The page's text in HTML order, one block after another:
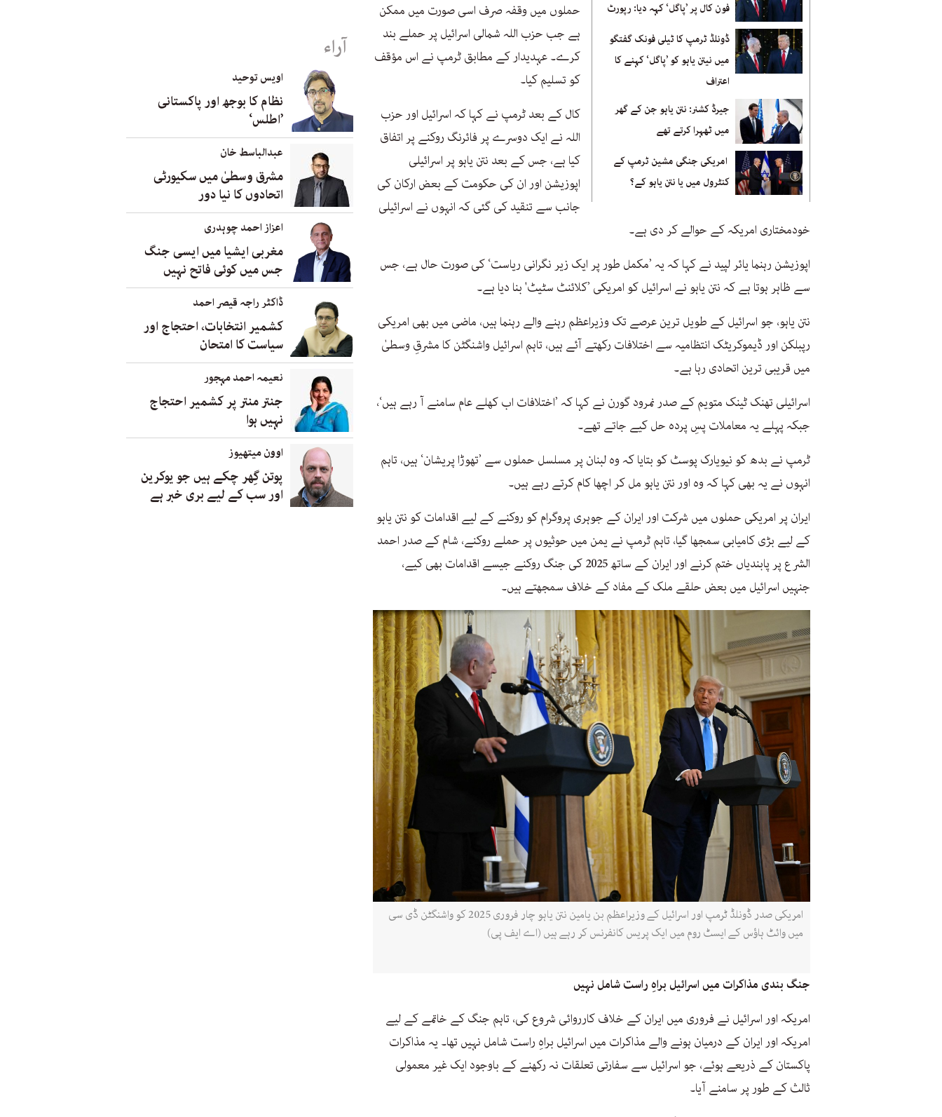
فون کال پر ’پاگل‘ کہہ دیا: رپورٹ
ڈونلڈ ٹرمپ کا ٹیلی فونک گفتگو
میں نیتن یاہو کو ’پاگل‘ کہنے کا
اعتراف
جیرڈ کشنر: نتن یاہو جن کے گھر
میں ٹھہرا کرتے تھے
امریکی جنگی مشین ٹرمپ کے
کنٹرول میں یا نتن یاہو کے؟
حملوں میں وقفہ صرف اسی صورت میں ممکن
ہے جب حزب اللہ شمالی اسرائیل پر حملے بند
کرے۔ عہدیدار کے مطابق ٹرمپ نے اس مؤقف
کو تسلیم کیا۔
کال کے بعد ٹرمپ نے کہا کہ اسرائیل اور حزب
اللہ نے ایک دوسرے پر فائرنگ روکنے پر اتفاق
کیا ہے، جس کے بعد نتن یاہو پر اسرائیلی
اپوزیشن اور ان کی حکومت کے بعض ارکان کی
جانب سے تنقید کی گئی کہ انہوں نے اسرائیلی
خودمختاری امریکہ کے حوالے کر دی ہے۔
اپوزیشن رہنما یائر لپید نے کہا کہ یہ ’مکمل طور پر ایک زیر نگرانی ریاست‘ کی صورت حال ہے، جس
سے ظاہر ہوتا ہے کہ نتن یاہو نے اسرائیل کو امریکی ’کلائنٹ سٹیٹ' بنا دیا ہے۔
نتن یاہو، جو اسرائیل کے طویل ترین عرصے تک وزیراعظم رہنے والے رہنما ہیں، ماضی میں بھی امریکی
رپبلکن اور ڈیموکریٹک انتظامیہ سے اختلافات رکھتے آئے ہیں، تاہم اسرائیل واشنگٹن کا مشرقِ وسطیٰ
میں قریبی ترین اتحادی رہا ہے۔
اسرائیلی تھنک ٹینک متویم کے صدر نمرود گورن نے کہا کہ ’اختلافات اب کھلے عام سامنے آ رہے ہیں‘،
جبکہ پہلے یہ معاملات پسِ پردہ حل کیے جاتے تھے۔
ٹرمپ نے بدھ کو نیویارک پوسٹ کو بتایا کہ وہ لبنان پر مسلسل حملوں سے ’تھوڑا پریشان‘ ہیں، تاہم
انہوں نے یہ بھی کہا کہ وہ اور نتن یاہو مل کر اچھا کام کرتے رہے ہیں۔
ایران پر امریکی حملوں میں شرکت اور ایران کے جوہری پروگرام کو روکنے کے لیے اقدامات کو نتن یاہو
کے لیے بڑی کامیابی سمجھا گیا، تاہم ٹرمپ نے یمن میں حوثیوں پر حملے روکنے، شام کے صدر احمد
الشرع پر پابندیاں ختم کرنے اور ایران کے ساتھ 2025 کی جنگ روکنے جیسے اقدامات بھی کیے،
جنہیں اسرائیل میں بعض حلقے ملک کے مفاد کے خلاف سمجھتے ہیں۔
امریکی صدر ڈونلڈ ٹرمپ اور اسرائیل کے وزیراعظم بن یامین نتن یاہو چار فروری 2025 کو واشنگٹن ڈی سی
میں وائٹ ہاؤس کے ایسٹ روم میں ایک پریس کانفرنس کر رہے ہیں (اے ایف پی)
جنگ بندی مذاکرات میں اسرائیل براہِ راست شامل نہیں
امریکہ اور اسرائیل نے فروری میں ایران کے خلاف کارروائی شروع کی، تاہم جنگ کے خاتمے کے لیے
امریکہ اور ایران کے درمیان ہونے والے مذاکرات میں اسرائیل براہِ راست شامل نہیں تھا۔ یہ مذاکرات
پاکستان کے ذریعے ہوئے، جو اسرائیل سے سفارتی تعلقات نہ رکھنے کے باوجود ایک غیر معمولی
ثالث کے طور پر سامنے آیا۔
آراء
اویس توحید
نظام کا بوجھ اور پاکستانی
’اطلس‘
عبدالباسط خان
مشرق وسطیٰ میں سکیورٹی
اتحادوں کا نیا دور
اعزاز احمد چوہدری
مغربی ایشیا میں ایسی جنگ
جس میں کوئی فاتح نہیں
ڈاکٹر راجہ قیصر احمد
کشمیر انتخابات، احتجاج اور
سیاست کا امتحان
نعیمہ احمد مہجور
جنتر منتر پر کشمیر احتجاج
نہیں ہوا
اوون میتھیوز
پوتن گِھر چکے ہیں جو یوکرین
اور سب کے لیے بری خبر ہے